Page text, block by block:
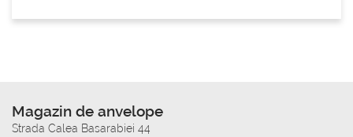
Magazin de anvelope
Strada Calea Basarabiei 44